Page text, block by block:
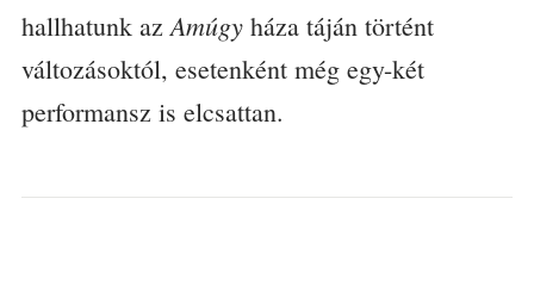
hallhatunk azAmúgyháza táján történt
változásoktól, esetenként még egy-két
performansz is elcsattan.